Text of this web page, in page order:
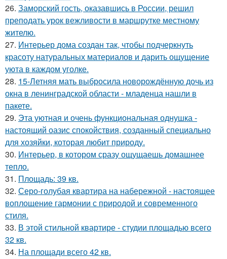
26. Заморский гость, оказавшись в России, решил
преподать урок вежливости в маршрутке местному
жителю.
27. Интерьер дома создан так, чтобы подчеркнуть
красоту натуральных материалов и дарить ощущение
уюта в каждом уголке.
28. 15-Летняя мать выбросила новорождённую дочь из
окна в ленинградской области - младенца нашли в
пакете.
29. Эта уютная и очень функциональная однушка -
настоящий оазис спокойствия, созданный специально
для хозяйки, которая любит природу.
30. Интерьер, в котором сразу ощущаешь домашнее
тепло.
31. Площадь: 39 кв.
32. Серо-голубая квартира на набережной - настоящее
воплощение гармонии с природой и современного
стиля.
33. В этой стильной квартире - студии площадью всего
32 кв.
34. На площади всего 42 кв.